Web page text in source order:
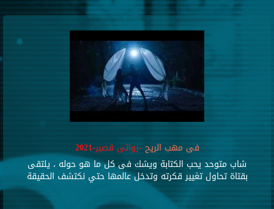
فى مهب الريح-روائى قصير-2021
شاب متوحد يحب الكتابة ويشك فى كل ما هو حوله ، يلتقى
بقتاة تحاول تغيير قكرته وتدخل عالمها حتي نكتشف الحقيقة